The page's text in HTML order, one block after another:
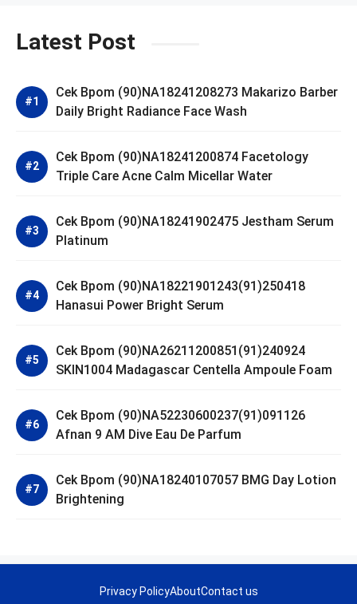
Latest Post
Cek Bpom (90)NA18241208273 Makarizo Barber
Daily Bright Radiance Face Wash
Cek Bpom (90)NA18241200874 Facetology
Triple Care Acne Calm Micellar Water
Cek Bpom (90)NA18241902475 Jestham Serum
Platinum
Cek Bpom (90)NA18221901243(91)250418
Hanasui Power Bright Serum
Cek Bpom (90)NA26211200851(91)240924
SKIN1004 Madagascar Centella Ampoule Foam
Cek Bpom (90)NA52230600237(91)091126
Afnan 9 AM Dive Eau De Parfum
Cek Bpom (90)NA18240107057 BMG Day Lotion
Brightening
Privacy PolicyAboutContact us